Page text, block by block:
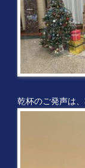
乾杯のご発声は